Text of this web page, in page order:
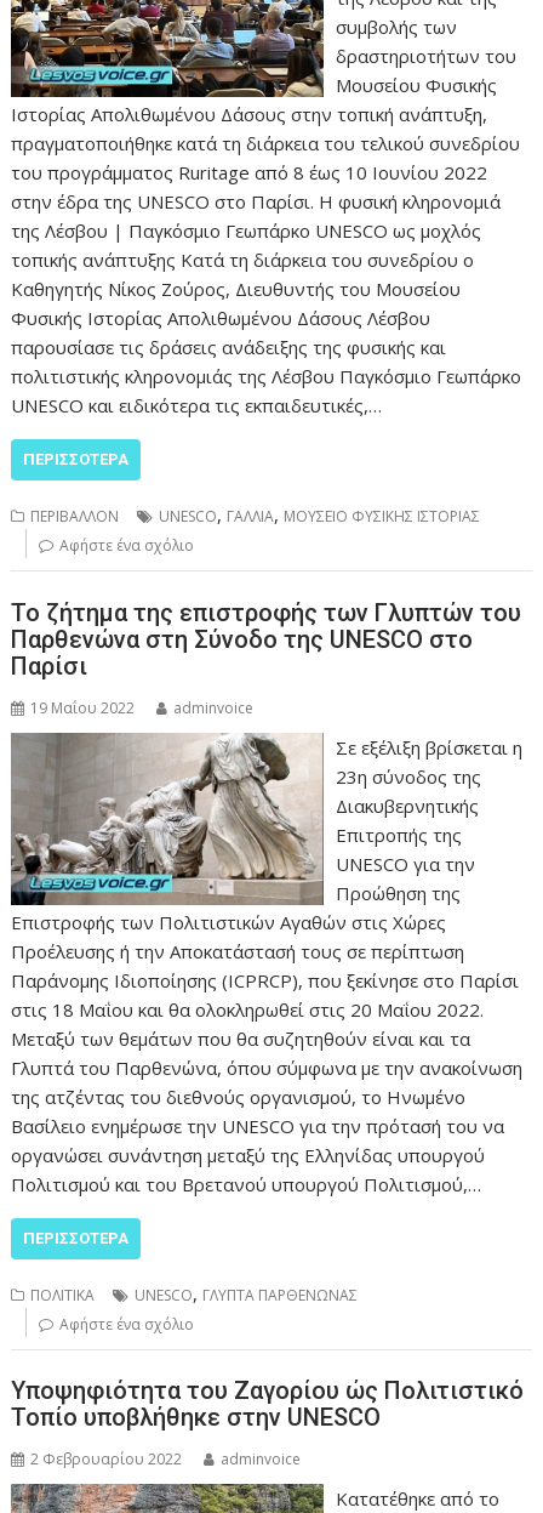
συμβολής των
δραστηριοτήτων του
Μουσείου Φυσικής
Ιστορίας Απολιθωμένου Δάσους στην τοπική ανάπτυξη,
πραγματοποιήθηκε κατά τη διάρκεια του τελικού συνεδρίου
του προγράμματος Ruritage από 8 έως 10 Ιουνίου 2022
στην έδρα της UNESCO στο Παρίσι. Η φυσική κληρονομιά
της Λέσβου | Παγκόσμιο Γεωπάρκο UNESCO ως μοχλός
τοπικής ανάπτυξης Κατά τη διάρκεια του συνεδρίου ο
Καθηγητής Νίκος Ζούρος, Διευθυντής του Μουσείου
Φυσικής Ιστορίας Απολιθωμένου Δάσους Λέσβου
παρουσίασε τις δράσεις ανάδειξης της φυσικής και
πολιτιστικής κληρονομιάς της Λέσβου Παγκόσμιο Γεωπάρκο
UNESCO και ειδικότερα τις εκπαιδευτικές,…
ΠΕΡΙΣΣΌΤΕΡΑ
ΠΕΡΙΒΑΛΛΟΝ UNESCO, ΓΑΛΛΙΑ, ΜΟΥΣΕΙΟ ΦΥΣΙΚΗΣ ΙΣΤΟΡΙΑΣ
Αφήστε ένα σχόλιο
Το ζήτημα της επιστροφής των Γλυπτών του
Παρθενώνα στη Σύνοδο της UNESCO στο
Παρίσι
19 Μαΐου 2022 adminvoice
Σε εξέλιξη βρίσκεται η
23η σύνοδος της
Διακυβερνητικής
Επιτροπής της
UNESCO για την
Προώθηση της
Επιστροφής των Πολιτιστικών Αγαθών στις Χώρες
Προέλευσης ή την Αποκατάστασή τους σε περίπτωση
Παράνομης Ιδιοποίησης (ICPRCP), που ξεκίνησε στο Παρίσι
στις 18 Μαΐου και θα ολοκληρωθεί στις 20 Μαΐου 2022.
Μεταξύ των θεμάτων που θα συζητηθούν είναι και τα
Γλυπτά του Παρθενώνα, όπου σύμφωνα με την ανακοίνωση
της ατζέντας του διεθνούς οργανισμού, το Ηνωμένο
Βασίλειο ενημέρωσε την UNESCO για την πρότασή του να
οργανώσει συνάντηση μεταξύ της Ελληνίδας υπουργού
Πολιτισμού και του Βρετανού υπουργού Πολιτισμού,…
ΠΕΡΙΣΣΌΤΕΡΑ
ΠΟΛΙΤΙΚΑ UNESCO, ΓΛΥΠΤΑ ΠΑΡΘΕΝΩΝΑΣ
Αφήστε ένα σχόλιο
Υποψηφιότητα του Ζαγορίου ώς Πολιτιστικό
Τοπίο υποβλήθηκε στην UNESCO
2 Φεβρουαρίου 2022 adminvoice
Κατατέθηκε από το